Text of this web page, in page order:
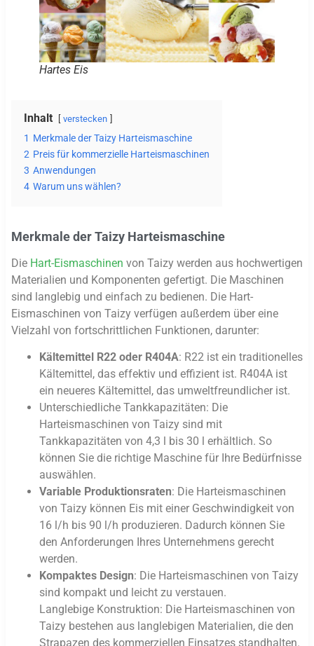
Hartes Eis
Inhalt verstecken
1 Merkmale der Taizy Harteismaschine
2 Preis für kommerzielle Harteismaschinen
3 Anwendungen
4 Warum uns wählen?
Merkmale der Taizy Harteismaschine
Die Hart-Eismaschinen von Taizy werden aus hochwertigen
Materialien und Komponenten gefertigt. Die Maschinen
sind langlebig und einfach zu bedienen. Die Hart-
Eismaschinen von Taizy verfügen außerdem über eine
Vielzahl von fortschrittlichen Funktionen, darunter:
Kältemittel R22 oder R404A: R22 ist ein traditionelles
Kältemittel, das effektiv und effizient ist. R404A ist
ein neueres Kältemittel, das umweltfreundlicher ist.
Unterschiedliche Tankkapazitäten: Die
Harteismaschinen von Taizy sind mit
Tankkapazitäten von 4,3 l bis 30 l erhältlich. So
können Sie die richtige Maschine für Ihre Bedürfnisse
auswählen.
Variable Produktionsraten: Die Harteismaschinen
von Taizy können Eis mit einer Geschwindigkeit von
16 l/h bis 90 l/h produzieren. Dadurch können Sie
den Anforderungen Ihres Unternehmens gerecht
werden.
Kompaktes Design: Die Harteismaschinen von Taizy
sind kompakt und leicht zu verstauen.
Langlebige Konstruktion: Die Harteismaschinen von
Taizy bestehen aus langlebigen Materialien, die den
Strapazen des kommerziellen Einsatzes standhalten.